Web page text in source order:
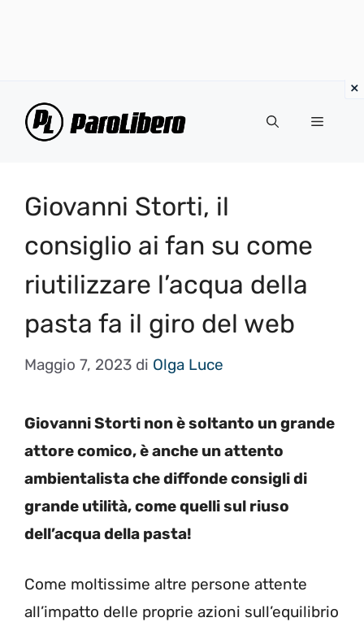
Menu
Giovanni Storti, il
consiglio ai fan su come
riutilizzare l’acqua della
pasta fa il giro del web
Maggio 7, 2023 di Olga Luce
Giovanni Storti non è soltanto un grande
attore comico, è anche un attento
ambientalista che diffonde consigli di
grande utilità, come quelli sul riuso
dell’acqua della pasta!
Come moltissime altre persone attente
all’impatto delle proprie azioni sull’equilibrio